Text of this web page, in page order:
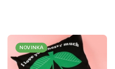
NOVINKA